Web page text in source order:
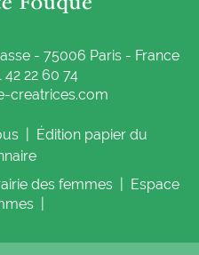
- 75006 Paris - France
42 22 60 74
creatrices.com
|
Édition papier du
des femmes
Espace